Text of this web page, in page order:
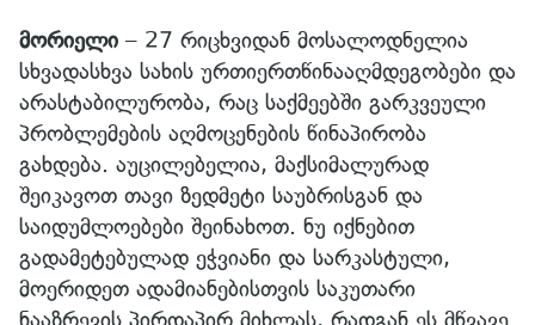
მორიელი – 27 რიცხვიდან მოსალოდნელია
სხვადასხვა სახის ურთიერთწინააღმდეგობები და
არასტაბილურობა, რაც საქმეებში გარკვეული
პრობლემების აღმოცენების წინაპირობა
გახდება. აუცილებელია, მაქსიმალურად
შეიკავოთ თავი ზედმეტი საუბრისგან და
საიდუმლოებები შეინახოთ. ნუ იქნებით
გადამეტებულად ეჭვიანი და სარკასტული,
მოერიდეთ ადამიანებისთვის საკუთარი